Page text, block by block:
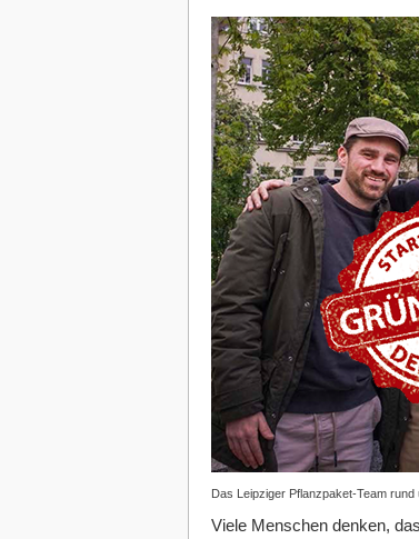
Das Leipziger Pflanzpaket-Team
Viele Menschen denken,